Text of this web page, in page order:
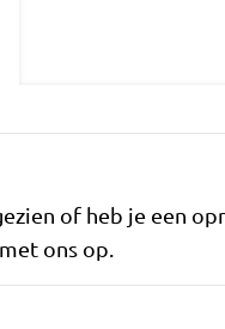
of heb je een
ons op.